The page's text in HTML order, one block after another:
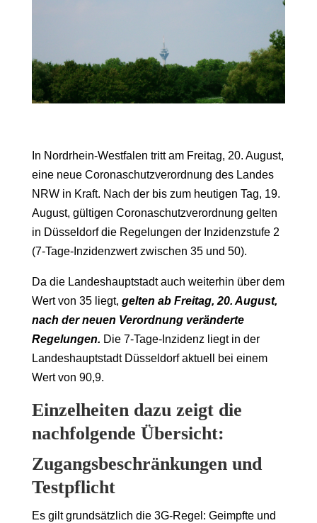
In Nordrhein-Westfalen tritt am Freitag, 20. August,
eine neue Coronaschutzverordnung des Landes
NRW in Kraft. Nach der bis zum heutigen Tag, 19.
August, gültigen Coronaschutzverordnung gelten
in Düsseldorf die Regelungen der Inzidenzstufe 2
(7-Tage-Inzidenzwert zwischen 35 und 50).
Da die Landeshauptstadt auch weiterhin über dem
Wert von 35 liegt, gelten ab Freitag, 20. August,
nach der neuen Verordnung veränderte
Regelungen. Die 7-Tage-Inzidenz liegt in der
Landeshauptstadt Düsseldorf aktuell bei einem
Wert von 90,9.
Einzelheiten dazu zeigt die
nachfolgende Übersicht:
Zugangsbeschränkungen und
Testpflicht
Es gilt grundsätzlich die 3G-Regel: Geimpfte und